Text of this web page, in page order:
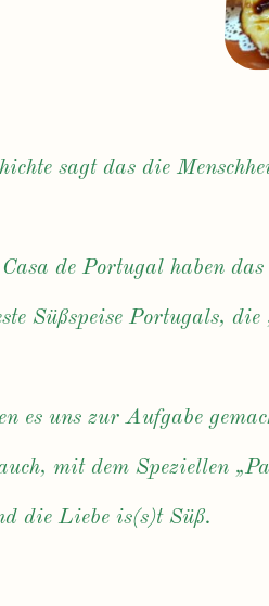
sagt das die
de Portugal haben
Süßspeise Portugals, die
es uns zur Aufgabe
mit dem Speziellen
die Liebe is(s)t Süß.